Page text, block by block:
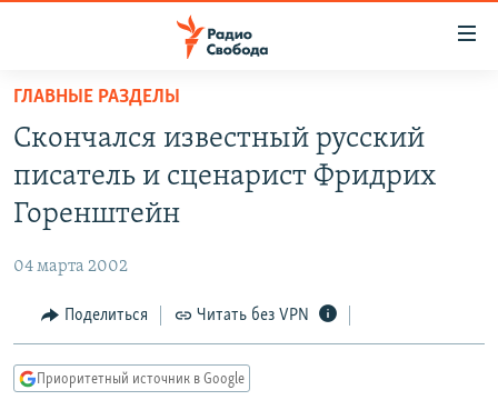
упрощенного
доступа
основному
Вернутся
Вернутся
АВТОРСКИЕ ПРОЕКТЫ
МНЕНИЯ
КУЛЬТУРА
КАВКАЗ.РЕАЛИИ
ГЛАВНЫЕ РАЗДЕЛЫ
Скончался известный русский
писатель и сценарист Фридрих
Горенштейн
04 марта 2002
Поделиться Читать без VPN
Приоритетный источник в Google